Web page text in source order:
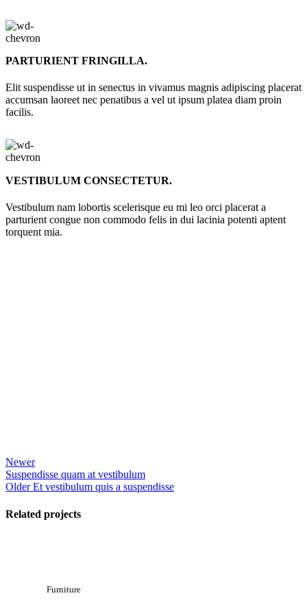
PARTURIENT FRINGILLA.
Elit suspendisse ut in senectus in vivamus magnis adipiscing placerat
accumsan laoreet nec penatibus a vel ut ipsum platea diam proin
facilis.
VESTIBULUM CONSECTETUR.
Vestibulum nam lobortis scelerisque eu mi leo orci placerat a
parturient congue non commodo felis in dui lacinia potenti aptent
torquent mia.
Newer
Suspendisse quam at vestibulum
Older Et vestibulum quis a suspendisse
Related projects
Furniture